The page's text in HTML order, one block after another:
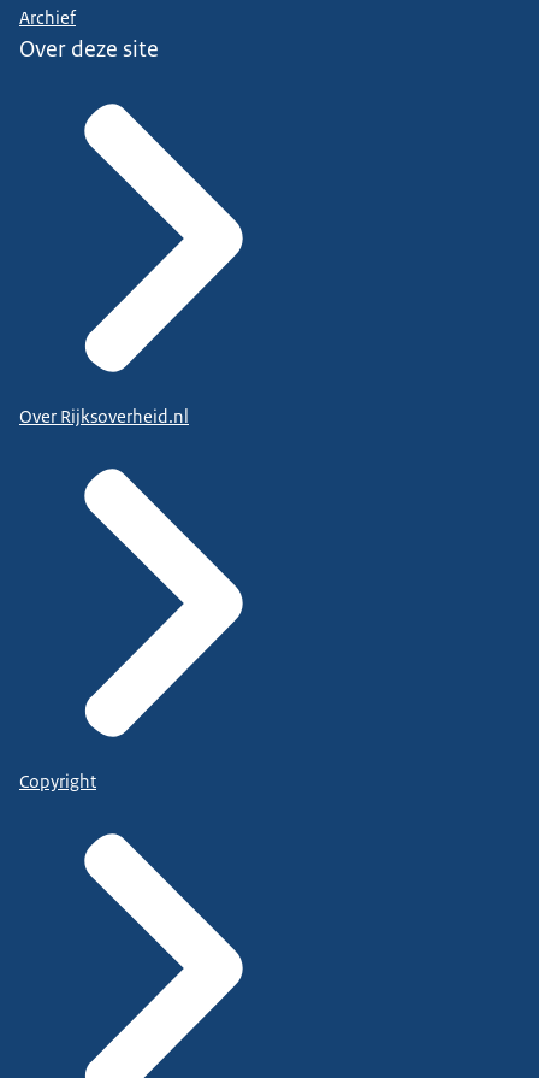
Archief
Over deze site
Over Rijksoverheid.nl
Copyright